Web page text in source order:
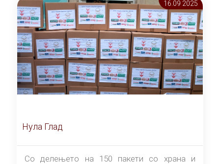
16.09 2025
Нула Глад
Со делењето на 150 пакети со храна и